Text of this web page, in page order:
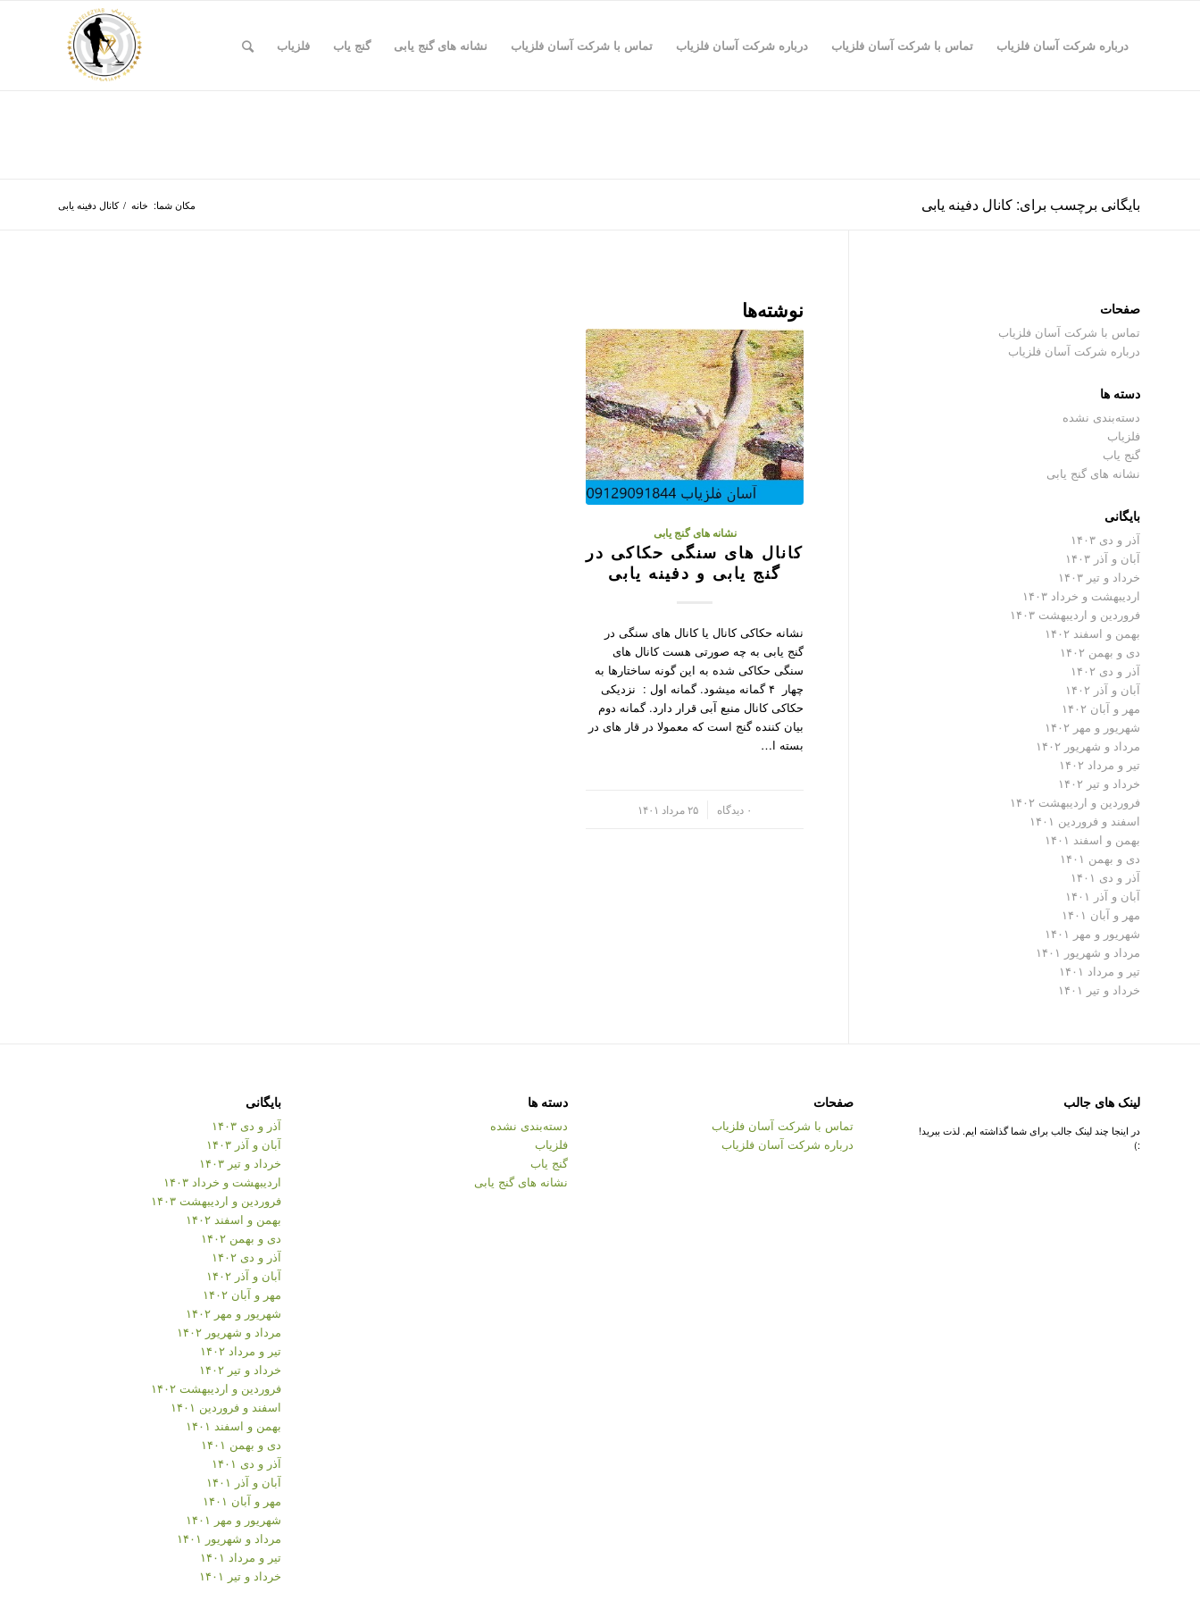
درباره شرکت آسان فلزیاب تماس با شرکت آسان فلزیاب درباره شرکت آسان فلزیاب تماس با شرکت آسان فلزیاب نشانه های گنج یابی گنج یاب فلزیاب
بایگانی برچسب برای: کانال دفینه یابی مکان شما: خانه / کانال دفینه یابی
نوشته‌ها
نشانه های گنج یابی
کانال های سنگی حکاکی در
گنج یابی و دفینه یابی
نشانه حکاکی کانال یا کانال های سنگی در
گنج یابی به چه صورتی هست کانال های
سنگی حکاکی شده به این گونه ساختارها به
چهار ۴ گمانه میشود. گمانه اول : نزدیکی
حکاکی کانال منبع آبی قرار دارد. گمانه دوم
بیان کننده گنج است که معمولا در قار های در
بسته ا…
۰ دیدگاه ۲۵ مرداد ۱۴۰۱
صفحات
تماس با شرکت آسان فلزیاب
درباره شرکت آسان فلزیاب
دسته ها
دسته‌بندی نشده
فلزیاب
گنج یاب
نشانه های گنج یابی
بایگانی
آذر و دی ۱۴۰۳
آبان و آذر ۱۴۰۳
خرداد و تیر ۱۴۰۳
اردیبهشت و خرداد ۱۴۰۳
فروردین و اردیبهشت ۱۴۰۳
بهمن و اسفند ۱۴۰۲
دی و بهمن ۱۴۰۲
آذر و دی ۱۴۰۲
آبان و آذر ۱۴۰۲
مهر و آبان ۱۴۰۲
شهریور و مهر ۱۴۰۲
مرداد و شهریور ۱۴۰۲
تیر و مرداد ۱۴۰۲
خرداد و تیر ۱۴۰۲
فروردین و اردیبهشت ۱۴۰۲
اسفند و فروردین ۱۴۰۱
بهمن و اسفند ۱۴۰۱
دی و بهمن ۱۴۰۱
آذر و دی ۱۴۰۱
آبان و آذر ۱۴۰۱
مهر و آبان ۱۴۰۱
شهریور و مهر ۱۴۰۱
مرداد و شهریور ۱۴۰۱
تیر و مرداد ۱۴۰۱
خرداد و تیر ۱۴۰۱
لینک های جالب
در اینجا چند لینک جالب برای شما گذاشته ایم. لذت ببرید!
:)
صفحات
تماس با شرکت آسان فلزیاب
درباره شرکت آسان فلزیاب
دسته ها
دسته‌بندی نشده
فلزیاب
گنج یاب
نشانه های گنج یابی
بایگانی
آذر و دی ۱۴۰۳
آبان و آذر ۱۴۰۳
خرداد و تیر ۱۴۰۳
اردیبهشت و خرداد ۱۴۰۳
فروردین و اردیبهشت ۱۴۰۳
بهمن و اسفند ۱۴۰۲
دی و بهمن ۱۴۰۲
آذر و دی ۱۴۰۲
آبان و آذر ۱۴۰۲
مهر و آبان ۱۴۰۲
شهریور و مهر ۱۴۰۲
مرداد و شهریور ۱۴۰۲
تیر و مرداد ۱۴۰۲
خرداد و تیر ۱۴۰۲
فروردین و اردیبهشت ۱۴۰۲
اسفند و فروردین ۱۴۰۱
بهمن و اسفند ۱۴۰۱
دی و بهمن ۱۴۰۱
آذر و دی ۱۴۰۱
آبان و آذر ۱۴۰۱
مهر و آبان ۱۴۰۱
شهریور و مهر ۱۴۰۱
مرداد و شهریور ۱۴۰۱
تیر و مرداد ۱۴۰۱
خرداد و تیر ۱۴۰۱